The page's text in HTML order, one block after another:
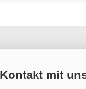
Kontakt mit